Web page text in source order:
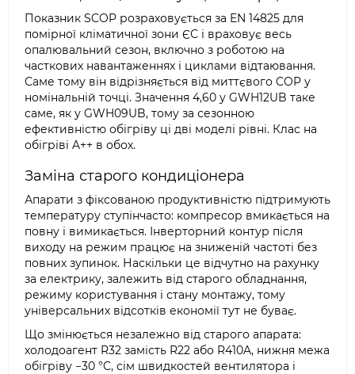
Показник SCOP розраховується за EN 14825 для
помірної кліматичної зони ЄС і враховує весь
опалювальний сезон, включно з роботою на
часткових навантаженнях і циклами відтаювання.
Саме тому він відрізняється від миттєвого COP у
номінальній точці. Значення 4,60 у GWH12UB таке
саме, як у GWH09UB, тому за сезонною
ефективністю обігріву ці дві моделі рівні. Клас на
обігріві A++ в обох.
Заміна старого кондиціонера
Апарати з фіксованою продуктивністю підтримують
температуру ступінчасто: компресор вмикається на
повну і вимикається. Інверторний контур після
виходу на режим працює на зниженій частоті без
повних зупинок. Наскільки це відчутно на рахунку
за електрику, залежить від старого обладнання,
режиму користування і стану монтажу, тому
універсальних відсотків економії тут не буває.
Що змінюється незалежно від старого апарата:
холодоагент R32 замість R22 або R410A, нижня межа
обігріву −30 °C, сім швидкостей вентилятора і